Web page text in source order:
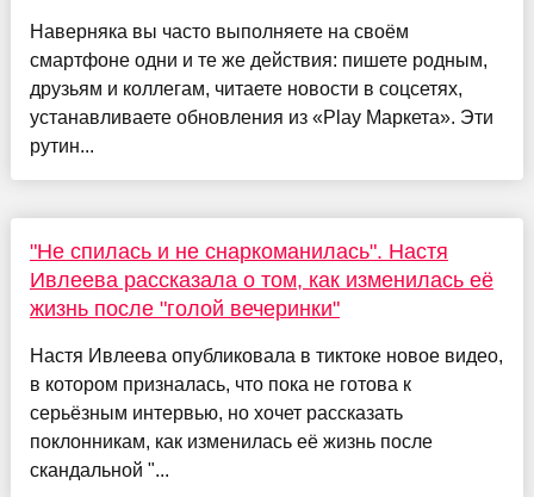
Наверняка вы часто выполняете на своём
смартфоне одни и те же действия: пишете родным,
друзьям и коллегам, читаете новости в соцсетях,
устанавливаете обновления из «Play Маркета». Эти
рутин...
"Не спилась и не снаркоманилась". Настя
Ивлеева рассказала о том, как изменилась её
жизнь после "голой вечеринки"
Настя Ивлеева опубликовала в тиктоке новое видео,
в котором призналась, что пока не готова к
серьёзным интервью, но хочет рассказать
поклонникам, как изменилась её жизнь после
скандальной "...